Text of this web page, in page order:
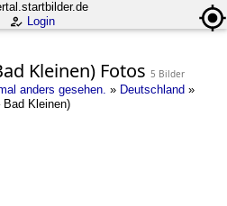
Login
Kleinen) Fotos 5 Bilder
anders gesehen. » Deutschland »
Bad Kleinen)